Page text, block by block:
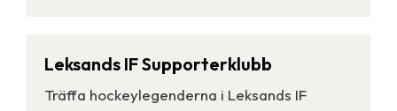
Leksands IF Supporterklubb
Träffa hockeylegenderna i Leksands IF